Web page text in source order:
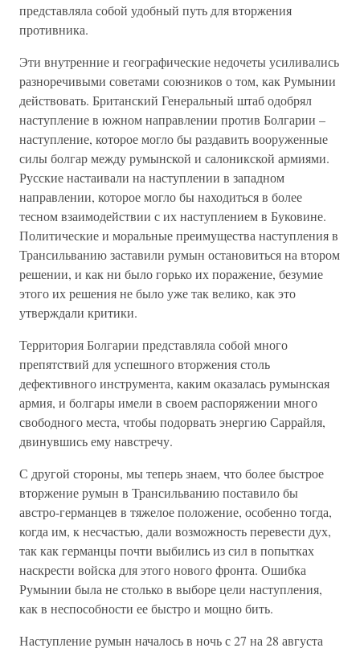
представляла собой удобный путь для вторжения
противника.
Эти внутренние и географические недочеты усиливались
разноречивыми советами союзников о том, как Румынии
действовать. Британский Генеральный штаб одобрял
наступление в южном направлении против Болгарии –
наступление, которое могло бы раздавить вооруженные
силы болгар между румынской и салоникской армиями.
Русские настаивали на наступлении в западном
направлении, которое могло бы находиться в более
тесном взаимодействии с их наступлением в Буковине.
Политические и моральные преимущества наступления в
Трансильванию заставили румын остановиться на втором
решении, и как ни было горько их поражение, безумие
этого их решения не было уже так велико, как это
утверждали критики.
Территория Болгарии представляла собой много
препятствий для успешного вторжения столь
дефективного инструмента, каким оказалась румынская
армия, и болгары имели в своем распоряжении много
свободного места, чтобы подорвать энергию Саррайля,
двинувшись ему навстречу.
С другой стороны, мы теперь знаем, что более быстрое
вторжение румын в Трансильванию поставило бы
австро-германцев в тяжелое положение, особенно тогда,
когда им, к несчастью, дали возможность перевести дух,
так как германцы почти выбились из сил в попытках
наскрести войска для этого нового фронта. Ошибка
Румынии была не столько в выборе цели наступления,
как в неспособности ее быстро и мощно бить.
Наступление румын началось в ночь с 27 на 28 августа